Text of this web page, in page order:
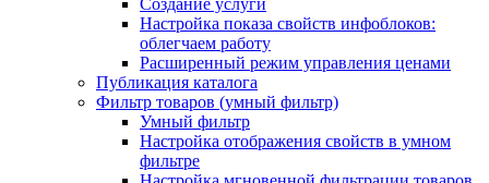
Создание услуги
Настройка показа свойств инфоблоков:
облегчаем работу
Расширенный режим управления ценами
Публикация каталога
Фильтр товаров (умный фильтр)
Умный фильтр
Настройка отображения свойств в умном
фильтре